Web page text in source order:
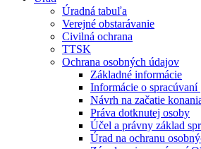
Úradná tabuľa
Verejné obstarávanie
Civilná ochrana
TTSK
Ochrana osobných údajov
Základné informácie
Informácie o spracúvaní
Návrh na začatie
Práva dotknutej osoby
Účel a právny základ
Úrad na ochranu